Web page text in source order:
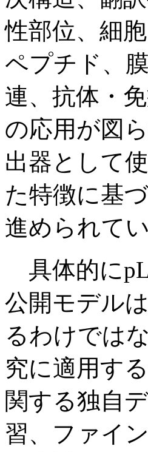
性部位、細
ペプチド、
連、抗体・
の応用が図
出器として
た特徴に基
進められてい
具体的に
公開モデル
るわけでは
究に適用す
関する独自
習、ファイ